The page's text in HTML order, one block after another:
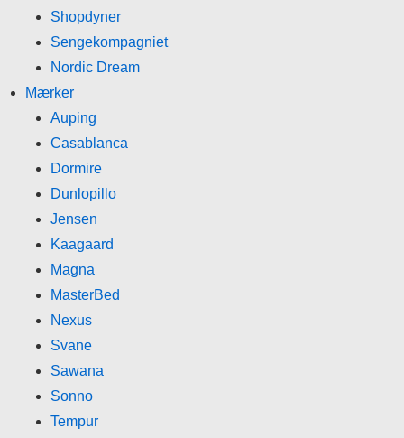
Shopdyner
Sengekompagniet
Nordic Dream
Mærker
Auping
Casablanca
Dormire
Dunlopillo
Jensen
Kaagaard
Magna
MasterBed
Nexus
Svane
Sawana
Sonno
Tempur